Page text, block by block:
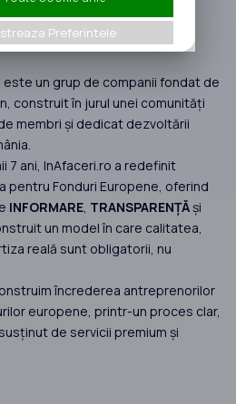
este un grup de companii fondat de
construit în jurul unei comunități
membri și dedicat dezvoltării
7 ani, InAfaceri.ro a redefinit
pentru Fonduri Europene, oferind
INFORMARE, TRANSPARENȚĂși
un model în care calitatea,
reală sunt obligatorii, nu
încrederea antreprenorilor
europene, printr-un proces clar,
de servicii premium și
Preferintele